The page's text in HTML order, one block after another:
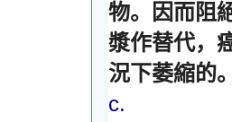
物。因而阻
漿作替代，
況下萎縮的
c.